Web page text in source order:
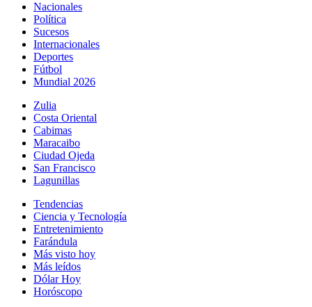
Nacionales
Política
Sucesos
Internacionales
Deportes
Fútbol
Mundial 2026
Zulia
Costa Oriental
Cabimas
Maracaibo
Ciudad Ojeda
San Francisco
Lagunillas
Tendencias
Ciencia y Tecnología
Entretenimiento
Farándula
Más visto hoy
Más leídos
Dólar Hoy
Horóscopo